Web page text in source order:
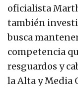
oficialista
también
busca
competencia
resguardos y
la Alta y Media